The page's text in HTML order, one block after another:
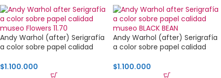
Andy Warhol (after) Serigrafía
a color sobre papel calidad
$1.100.000
Andy Warhol (after) Serigrafía
a color sobre papel calidad
$1.100.000